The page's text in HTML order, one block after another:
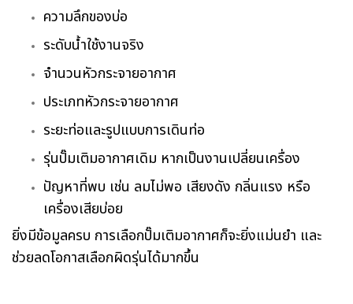
ความลึกของบ่อ
ระดับน้ำใช้งานจริง
จำนวนหัวกระจายอากาศ
ประเภทหัวกระจายอากาศ
ระยะท่อและรูปแบบการเดินท่อ
รุ่นปั๊มเติมอากาศเดิม หากเป็นงานเปลี่ยนเครื่อง
ปัญหาที่พบ เช่น ลมไม่พอ เสียงดัง กลิ่นแรง หรือ
เครื่องเสียบ่อย
ยิ่งมีข้อมูลครบ การเลือกปั๊มเติมอากาศก็จะยิ่งแม่นยำ และ
ช่วยลดโอกาสเลือกผิดรุ่นได้มากขึ้น